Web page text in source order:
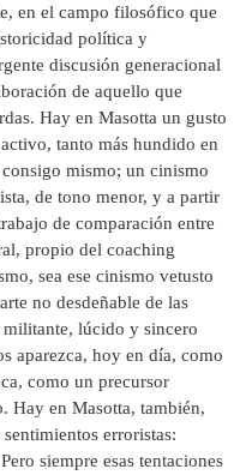
en el campo filosófico que
política y
discusión generacional
de aquello que
Hay en Masotta un gusto
tanto más hundido en
mismo; un cinismo
de tono menor, y a partir
de comparación entre
propio del coaching
sea ese cinismo vetusto
no desdeñable de las
lúcido y sincero
aparezca, hoy en día, como
como un precursor
Hay en Masotta, también,
erroristas:
siempre esas tentaciones